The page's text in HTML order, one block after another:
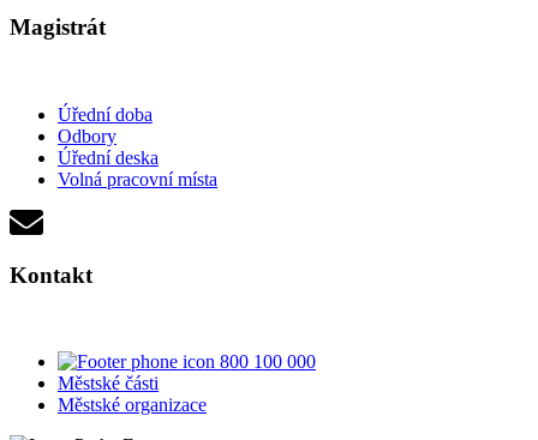
Magistrát
Úřední doba
Odbory
Úřední deska
Volná pracovní místa
Kontakt
800 100 000
Městské části
Městské organizace